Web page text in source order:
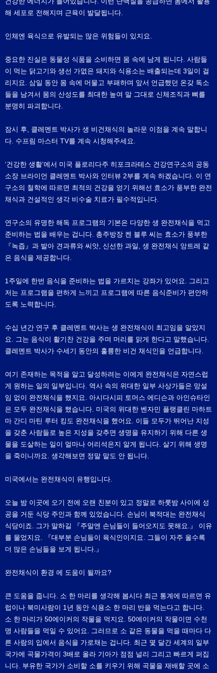
해 세포로 전해지며 근육이 발달됩니다.
인체엔 육식으로 유발되는 많은 위험들이 있지요.
중요한 진실은 동물성 식품을 소비하면 몸 속에 남게 됩니다. 사람들
이 먹는 닭고기와 생선 가엾은 돼지와 식용소는 배출되는데 3일이 걸
리지요. 삼일 동안 몸 속에 머물고 부패하며 앞서 언급했던 온갖 독소
들을 남겨서 몸의 산성도를 최대한 높여 말 그대로 신체조직과 뼈를
분명히 파괴합니다.
잠시 후, 클레멘트 박사가 생 비건채식의 놀라운 이점을 계속 말합니
다. 수프림 마스터 TV를 계속 시청해주세요.
‘건강한 생활’에서 미국 플로리다주 히포크라테스 건강연구소의 공동
소장 브라이언 클레멘트 박사와 인터뷰 2부를 계속 하겠습니다. 이 연
구소의 철학에 따르면 최적의 건강을 얻기 위해선 효소가 풍부한 완전
채식과 건설적인 생각 비수술 치료가 필수적입니다.
연구소의 유명한 해독 프로그램의 기본은 다양한 생 완전채식을 먹고
준비하는 법을 배우는 겁니다. 총주방장 켄 블루 씨는 효소가 풍부한
『녹즙』과 발아 견과류와 씨앗, 신선한 과일, 생 완전채식 앙트레 같
은 음식을 제공합니다.
1주일에 한번 음식을 준비하는 법을 가르치는 강좌가 있어요. 그리고
저는 프로그램을 편하게 느끼고 프로그램에 따른 음식준비가 편안하
도록 노력합니다.
수십 년간 연구 후 클레멘트 박사는 생 완전채식이 최고임을 알았지
요. 그는 음식이 활기찬 건강을 주며 머리를 맑게 한다고 말했습니다.
클레멘트 박사가 수세기 동안의 훌륭한 비건 채식인을 언급합니다.
여기 존재하는 목적을 알고 달성하려는 이에게 완전채식은 자연스럽
게 원하는 일의 일부입니다. 역사 속의 위대한 일부 사상가들은 망설
임 없이 완전채식을 했지요. 아시다시피 토머스 에디슨과 아인슈타인
은 모두 완전채식을 했습니다. 미국의 위대한 벤자민 플랭클린 마하트
마 간디 마틴 루터 킹도 완전채식을 했어요. 이들 모두가 뛰어난 지성
을 갖춘 사람들로 높은 지성을 갖추면 생명을 유지하기 위해 다른 생
물을 도살하는 일이 얼마나 어리석은지 알게 됩니다. 살기 위해 생명
을 죽이니까요. 생각해보면 정말 말도 안 됩니다.
미국에서는 완전채식이 유행입니다.
오늘 밤 이곳에 오기 전에 오랜 친분이 있고 정말로 하룻밤 사이에 성
공을 거둔 식당 주인과 함께 있었습니다. 손님이 북적대는 완전채식
식당이죠. 그가 말하길 『주말엔 손님들이 들어오지도 못해요.』 이유
를 물었지요. 『대부분 손님들이 육식인이지요. 그들이 자주 올수록
더 많은 손님들을 보게 됩니다.』
완전채식이 환경 에 도움이 될까요?
큰 도움을 줍니다. 소 한 마리를 생각해 봅시다 최근 통계에 따르면 유
럽이나 북미사람이 1년 동안 식용소 한 마리 반을 먹는다고 합니다.
소 한 마리가 50에이커의 작물을 먹지요. 50에이커의 작물이면 수천
명 사람들을 먹일 수 있어요. 그러므로 소 같은 동물을 먹을 때마다 다
른 사람의 입에서 음식을 가로채는 겁니다. 최근 몇 달간 세계의 일부
국가에 곡물가격이 3배로 올라 기아가 점점 널리 그리고 빠르게 퍼집
니다. 부유한 국가가 소비할 소를 키우기 위해 곡물을 재배할 곳에 소